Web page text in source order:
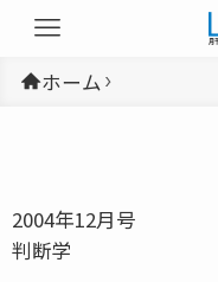
ホーム
2004年12月号
判断学